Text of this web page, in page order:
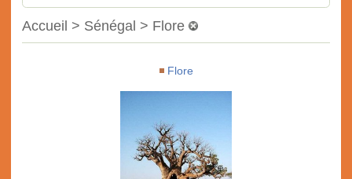
Accueil > Sénégal > Flore
Flore